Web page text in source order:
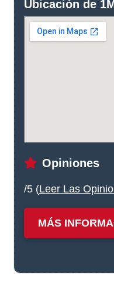
Ubicación de
Opiniones
/5 (Leer Las
MÁS